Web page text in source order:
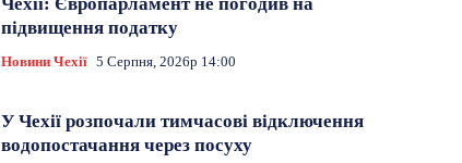
підвищення податку
Новини Чехії 5 Серпня, 2026р 14:00
У Чехії розпочали тимчасові відключення
водопостачання через посуху